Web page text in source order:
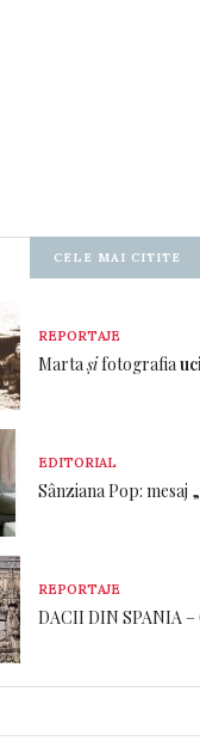
CELE MAI CITITE
REPORTAJE
Martașifotografia
EDITORIAL
Sânziana Pop: mesaj
REPORTAJE
DACII DIN SPANIA –